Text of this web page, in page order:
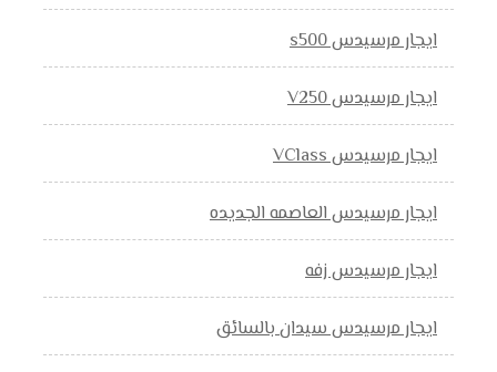
ايجار مرسيدس s500
ايجار مرسيدس V250
ايجار مرسيدس VClass
ايجار مرسيدس العاصمه الجديده
ايجار مرسيدس زفه
ايجار مرسيدس سيدان بالسائق